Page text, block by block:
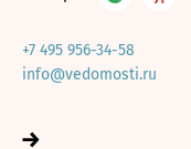
+7 495 956-34-58
info@vedomosti.ru